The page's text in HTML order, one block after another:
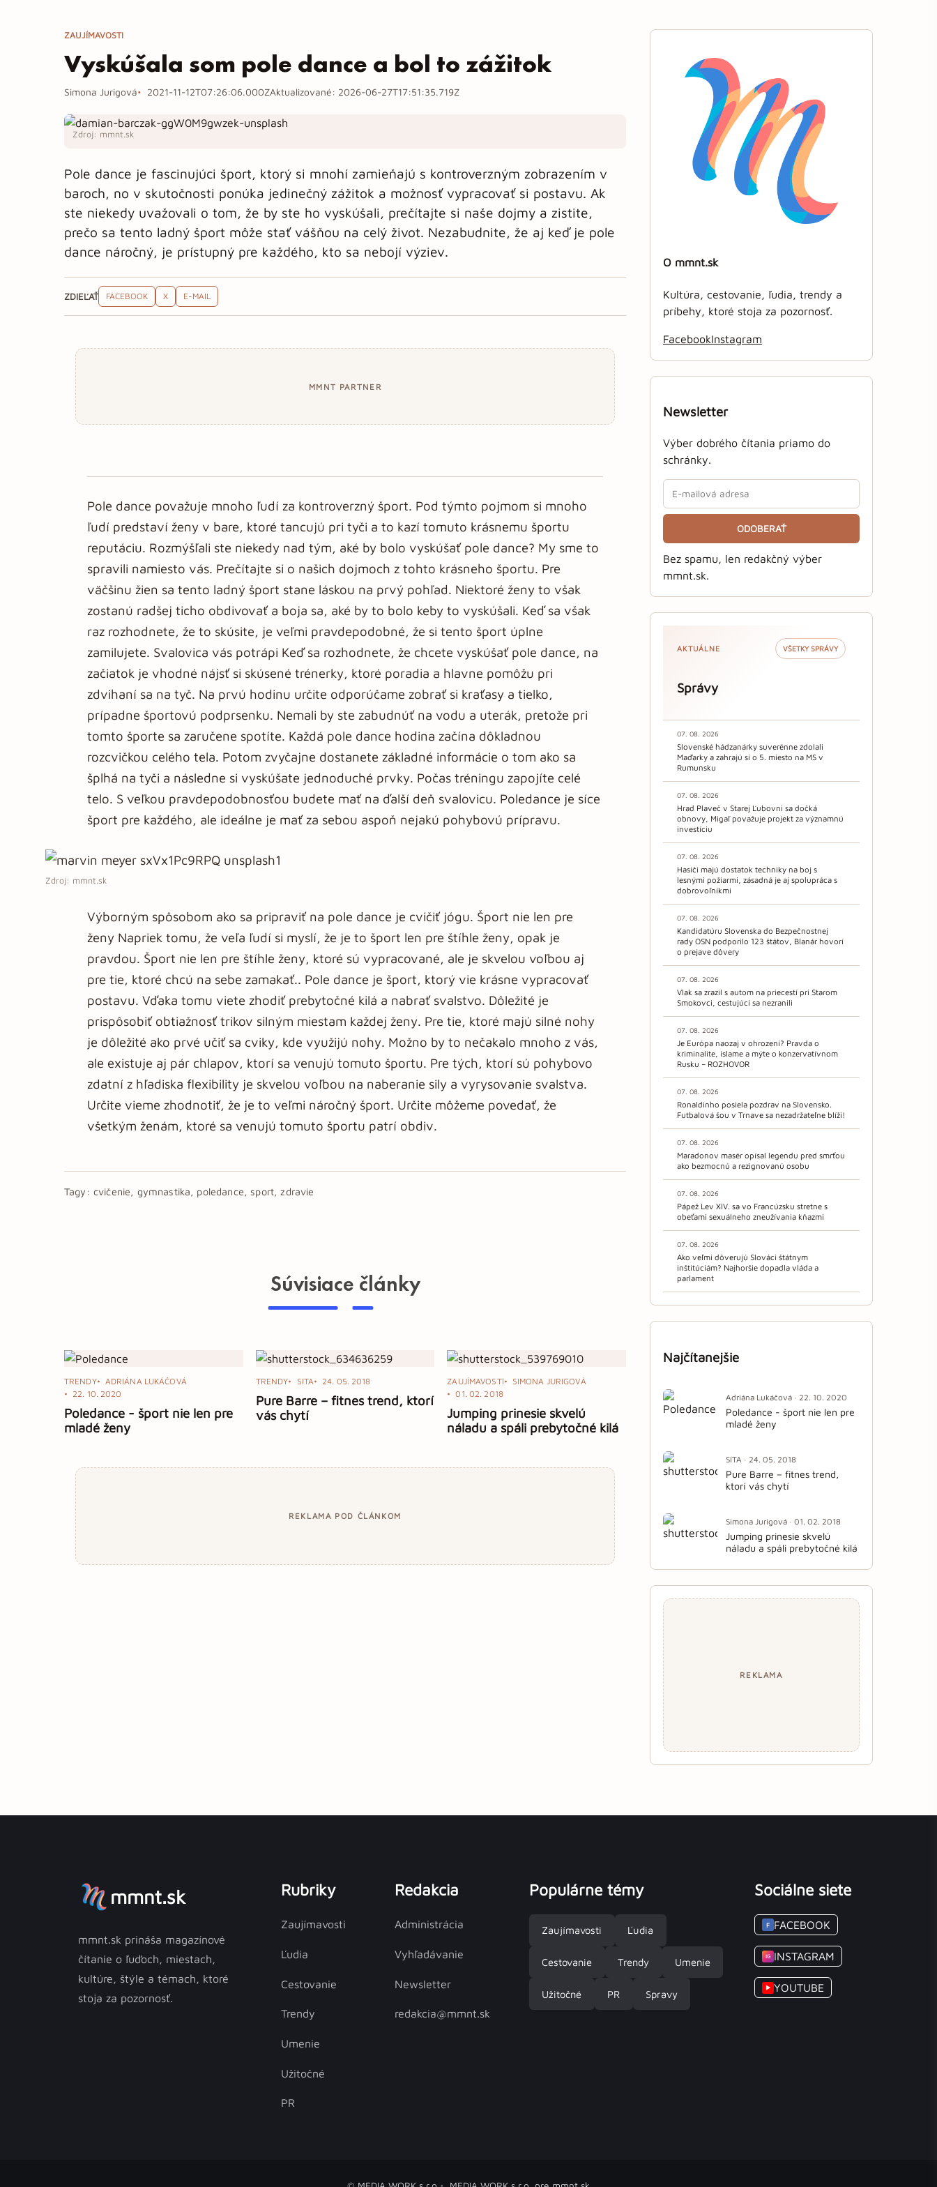
ZAUJÍMAVOSTI
Vyskúšala som pole dance a bol to zážitok
Simona Jurigová 2021-11-12T07:26:06.000ZAktualizované: 2026-06-27T17:51:35.719Z
Zdroj: mmnt.sk
Pole dance je fascinujúci šport, ktorý si mnohí zamieňajú s kontroverzným zobrazením v
baroch, no v skutočnosti ponúka jedinečný zážitok a možnosť vypracovať si postavu. Ak
ste niekedy uvažovali o tom, že by ste ho vyskúšali, prečítajte si naše dojmy a zistite,
prečo sa tento ladný šport môže stať vášňou na celý život. Nezabudnite, že aj keď je pole
dance náročný, je prístupný pre každého, kto sa nebojí výziev.
ZDIEĽAŤ FACEBOOK X E-MAIL
MMNT PARTNER
Pole dance považuje mnoho ľudí za kontroverzný šport. Pod týmto pojmom si mnoho
ľudí predstaví ženy v bare, ktoré tancujú pri tyči a to kazí tomuto krásnemu športu
reputáciu. Rozmýšľali ste niekedy nad tým, aké by bolo vyskúšať pole dance? My sme to
spravili namiesto vás. Prečítajte si o našich dojmoch z tohto krásneho športu. Pre
väčšinu žien sa tento ladný šport stane láskou na prvý pohľad. Niektoré ženy to však
zostanú radšej ticho obdivovať a boja sa, aké by to bolo keby to vyskúšali. Keď sa však
raz rozhodnete, že to skúsite, je veľmi pravdepodobné, že si tento šport úplne
zamilujete. Svalovica vás potrápi Keď sa rozhodnete, že chcete vyskúšať pole dance, na
začiatok je vhodné nájsť si skúsené trénerky, ktoré poradia a hlavne pomôžu pri
zdvihaní sa na tyč. Na prvú hodinu určite odporúčame zobrať si kraťasy a tielko,
prípadne športovú podprsenku. Nemali by ste zabudnúť na vodu a uterák, pretože pri
tomto športe sa zaručene spotíte. Každá pole dance hodina začína dôkladnou
rozcvičkou celého tela. Potom zvyčajne dostanete základné informácie o tom ako sa
šplhá na tyči a následne si vyskúšate jednoduché prvky. Počas tréningu zapojíte celé
telo. S veľkou pravdepodobnosťou budete mať na ďalší deň svalovicu. Poledance je síce
šport pre každého, ale ideálne je mať za sebou aspoň nejakú pohybovú prípravu.
Zdroj: mmnt.sk
Výborným spôsobom ako sa pripraviť na pole dance je cvičiť jógu. Šport nie len pre
ženy Napriek tomu, že veľa ľudí si myslí, že je to šport len pre štíhle ženy, opak je
pravdou. Šport nie len pre štíhle ženy, ktoré sú vypracované, ale je skvelou voľbou aj
pre tie, ktoré chcú na sebe zamakať.. Pole dance je šport, ktorý vie krásne vypracovať
postavu. Vďaka tomu viete zhodiť prebytočné kilá a nabrať svalstvo. Dôležité je
prispôsobiť obtiažnosť trikov silným miestam každej ženy. Pre tie, ktoré majú silné nohy
je dôležité ako prvé učiť sa cviky, kde využijú nohy. Možno by to nečakalo mnoho z vás,
ale existuje aj pár chlapov, ktorí sa venujú tomuto športu. Pre tých, ktorí sú pohybovo
zdatní z hľadiska flexibility je skvelou voľbou na naberanie sily a vyrysovanie svalstva.
Určite vieme zhodnotiť, že je to veľmi náročný šport. Určite môžeme povedať, že
všetkým ženám, ktoré sa venujú tomuto športu patrí obdiv.
Tagy: cvičenie, gymnastika, poledance, sport, zdravie
Súvisiace články
TRENDY
ADRIÁNA LUKÁČOVÁ
22. 10. 2020
Poledance - šport nie len pre
mladé ženy
TRENDY SITA 24. 05. 2018
Pure Barre – fitnes trend, ktorí
vás chytí
ZAUJÍMAVOSTI
SIMONA JURIGOVÁ
01. 02. 2018
Jumping prinesie skvelú
náladu a spáli prebytočné kilá
REKLAMA POD ČLÁNKOM
O mmnt.sk
Kultúra, cestovanie, ľudia, trendy a
príbehy, ktoré stoja za pozornosť.
FacebookInstagram
Newsletter
Výber dobrého čítania priamo do
schránky.
ODOBERAŤ
Bez spamu, len redakčný výber
mmnt.sk.
AKTUÁLNE VŠETKY SPRÁVY
Správy
07. 08. 2026
Slovenské hádzanárky suverénne zdolali
Maďarky a zahrajú si o 5. miesto na MS v
Rumunsku
07. 08. 2026
Hrad Plaveč v Starej Ľubovni sa dočká
obnovy, Migaľ považuje projekt za významnú
investíciu
07. 08. 2026
Hasiči majú dostatok techniky na boj s
lesnými požiarmi, zásadná je aj spolupráca s
dobrovoľníkmi
07. 08. 2026
Kandidatúru Slovenska do Bezpečnostnej
rady OSN podporilo 123 štátov, Blanár hovorí
o prejave dôvery
07. 08. 2026
Vlak sa zrazil s autom na priecestí pri Starom
Smokovci, cestujúci sa nezranili
07. 08. 2026
Je Európa naozaj v ohrození? Pravda o
kriminalite, islame a mýte o konzervatívnom
Rusku – ROZHOVOR
07. 08. 2026
Ronaldinho posiela pozdrav na Slovensko.
Futbalová šou v Trnave sa nezadržateľne blíži!
07. 08. 2026
Maradonov masér opísal legendu pred smrťou
ako bezmocnú a rezignovanú osobu
07. 08. 2026
Pápež Lev XIV. sa vo Francúzsku stretne s
obeťami sexuálneho zneužívania kňazmi
07. 08. 2026
Ako veľmi dôverujú Slováci štátnym
inštitúciám? Najhoršie dopadla vláda a
parlament
Najčítanejšie
Adriána Lukáčová · 22. 10. 2020
Poledance - šport nie len pre
mladé ženy
SITA · 24. 05. 2018
Pure Barre – fitnes trend,
ktorí vás chytí
Simona Jurigová · 01. 02. 2018
Jumping prinesie skvelú
náladu a spáli prebytočné kilá
REKLAMA
mmnt.sk
mmnt.sk prináša magazínové
čítanie o ľuďoch, miestach,
kultúre, štýle a témach, ktoré
stoja za pozornosť.
Rubriky
Zaujímavosti
Ľudia
Cestovanie
Trendy
Umenie
Užitočné
PR
Redakcia
Administrácia
Vyhľadávanie
Newsletter
redakcia@mmnt.sk
Populárne témy
Zaujímavosti Ľudia
Cestovanie Trendy Umenie
Užitočné PR Spravy
Sociálne siete
F FACEBOOK
IG INSTAGRAM
▶ YOUTUBE